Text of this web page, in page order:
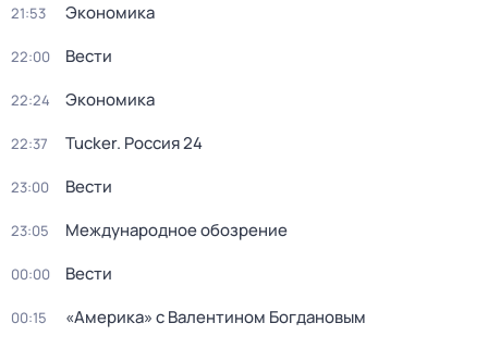
21:53 Экономика
22:00 Вести
22:24 Экономика
22:37 Tucker. Россия 24
23:00 Вести
23:05 Международное обозрение
00:00 Вести
00:15 «Америка» с Валентином Богдановым